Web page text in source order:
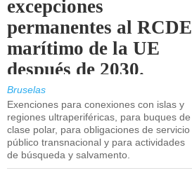
excepciones
permanentes al RCDE
marítimo de la UE
después de 2030.
Bruselas
Exenciones para conexiones con islas y
regiones ultraperiféricas, para buques de
clase polar, para obligaciones de servicio
público transnacional y para actividades
de búsqueda y salvamento.